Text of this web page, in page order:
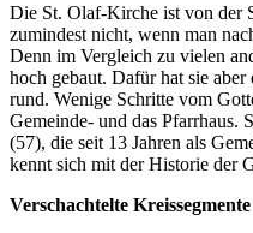
Die St. Olaf-Kirche ist von der
zumindest nicht, wenn man
Denn im Vergleich zu vielen
hoch gebaut. Dafür hat sie
rund. Wenige Schritte vom
Gemeinde- und das Pfarrhaus.
(57), die seit 13 Jahren als
kennt sich mit der Historie der
Verschachtelte Kreissegmente